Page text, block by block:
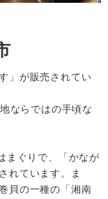
」が販売されてい
ならではの手頃な
まぐりで、「かなが
れています。ま
貝の一種の「湘南